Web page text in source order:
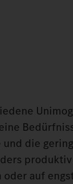
Unimog
und die
produktiv
oder auf